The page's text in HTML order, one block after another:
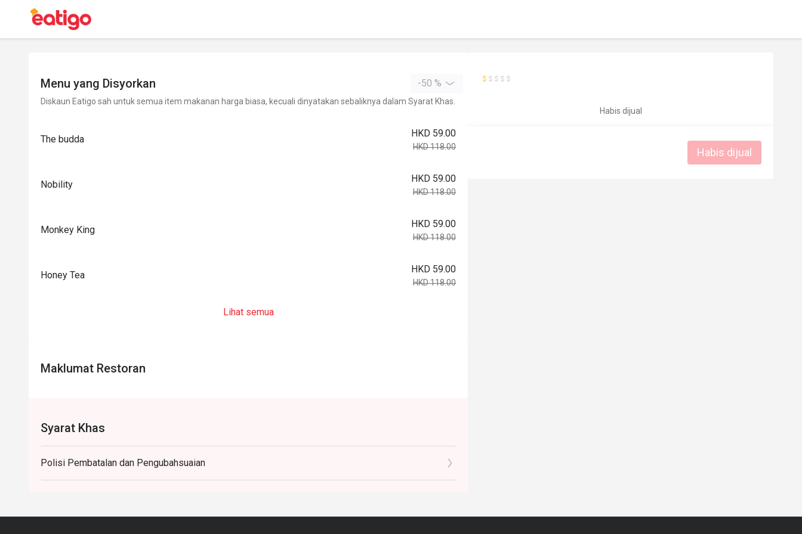
Menu yang Disyorkan -50 %
Diskaun Eatigo sah untuk semua item makanan harga biasa, kecuali dinyatakan sebaliknya dalam Syarat Khas.
The budda
HKD 59.00
HKD 118.00
Nobility
HKD 59.00
HKD 118.00
Monkey King
HKD 59.00
HKD 118.00
Honey Tea
HKD 59.00
HKD 118.00
Lihat semua
Maklumat Restoran
Syarat Khas
Polisi Pembatalan dan Pengubahsuaian
Habis dijual
Habis dijual